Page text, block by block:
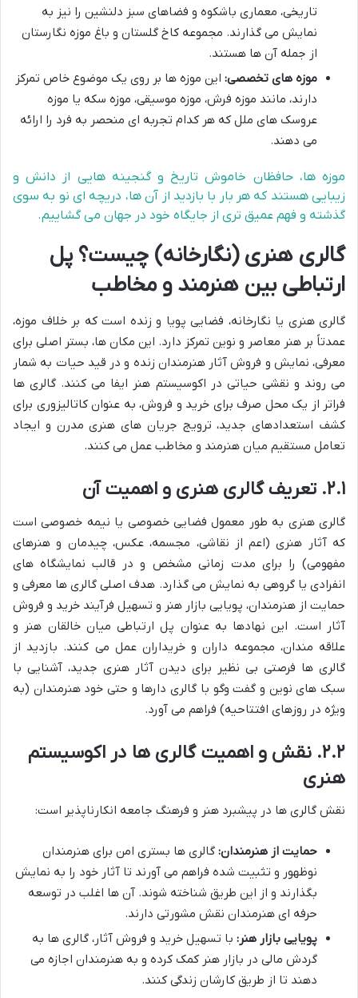
تاریخی، معماری باشکوه و فضاهای سبز دلنشین را نیز به
نمایش می گذارند. مجموعه کاخ گلستان و باغ موزه نگارستان
از جمله آن ها هستند.
موزه های تخصصی: این موزه ها بر روی یک موضوع خاص تمرکز
دارند، مانند موزه فرش، موزه موسیقی، موزه سکه یا موزه
عروسک های ملل که هر کدام تجربه ای منحصر به فرد را ارائه
می دهند.
موزه ها، حافظان خاموش تاریخ و گنجینه هایی از دانش و
زیبایی هستند که هر بار با بازدید از آن ها، دریچه ای نو به سوی
گذشته و فهم عمیق تری از جایگاه خود در جهان می گشاییم.
گالری هنری (نگارخانه) چیست؟ پل
ارتباطی بین هنرمند و مخاطب
گالری هنری یا نگارخانه، فضایی پویا و زنده است که بر خلاف موزه،
عمدتاً بر هنر معاصر و نوین تمرکز دارد. این مکان ها، بستر اصلی برای
معرفی، نمایش و فروش آثار هنرمندان زنده و در قید حیات به شمار
می روند و نقشی حیاتی در اکوسیستم هنر ایفا می کنند. گالری ها
فراتر از یک محل صرف برای خرید و فروش، به عنوان کاتالیزوری برای
کشف استعدادهای جدید، ترویج جریان های هنری مدرن و ایجاد
تعامل مستقیم میان هنرمند و مخاطب عمل می کنند.
۲.۱. تعریف گالری هنری و اهمیت آن
گالری هنری به طور معمول فضایی خصوصی یا نیمه خصوصی است
که آثار هنری (اعم از نقاشی، مجسمه، عکس، چیدمان و هنرهای
مفهومی) را برای مدت زمانی مشخص و در قالب نمایشگاه های
انفرادی یا گروهی به نمایش می گذارد. هدف اصلی گالری ها معرفی و
حمایت از هنرمندان، پویایی بازار هنر و تسهیل فرآیند خرید و فروش
آثار است. این نهادها به عنوان پل ارتباطی میان خالقان هنر و
علاقه مندان، مجموعه داران و خریداران عمل می کنند. بازدید از
گالری ها فرصتی بی نظیر برای دیدن آثار هنری جدید، آشنایی با
سبک های نوین و گفت وگو با گالری دارها و حتی خود هنرمندان (به
ویژه در روزهای افتتاحیه) فراهم می آورد.
۲.۲. نقش و اهمیت گالری ها در اکوسیستم
هنری
نقش گالری ها در پیشبرد هنر و فرهنگ جامعه انکارناپذیر است:
حمایت از هنرمندان: گالری ها بستری امن برای هنرمندان
نوظهور و تثبیت شده فراهم می آورند تا آثار خود را به نمایش
بگذارند و از این طریق شناخته شوند. آن ها اغلب در توسعه
حرفه ای هنرمندان نقش مشورتی دارند.
پویایی بازار هنر: با تسهیل خرید و فروش آثار، گالری ها به
گردش مالی در بازار هنر کمک کرده و به هنرمندان اجازه می
دهند تا از طریق کارشان زندگی کنند.